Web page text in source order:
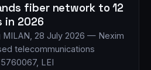
fiber network to 12
in 2026
MILAN, 28 July 2026 — Nexim
telecommunications
LEI